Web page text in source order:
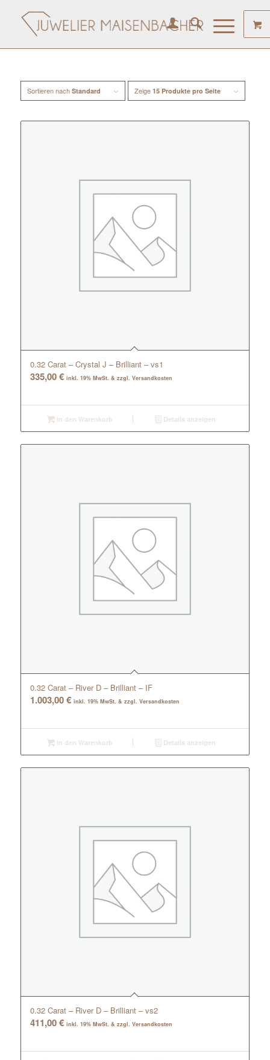
Sortieren nach Standard Zeige 15 Produkte pro Seite
0.32 Carat – Crystal J – Brilliant – vs1
335,00€ inkl. 19% MwSt. & zzgl. Versandkosten
In den Warenkorb Details anzeigen
0.32 Carat – River D – Brilliant – IF
1.003,00€ inkl. 19% MwSt. & zzgl. Versandkosten
In den Warenkorb Details anzeigen
0.32 Carat – River D – Brilliant – vs2
411,00€ inkl. 19% MwSt. & zzgl. Versandkosten